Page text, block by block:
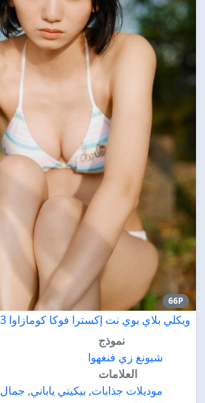
66P
ويكلي بلاي بوي نت إكسترا فوكا كومازاوا No.763
نموذج
شيونغ زي فنغهوا
العلامات
موديلات جذابات, بيكيني ياباني, جمال